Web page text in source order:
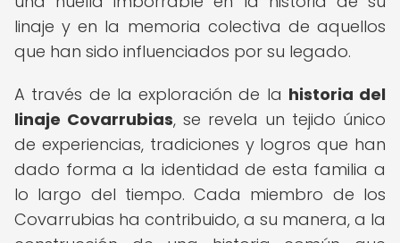
linaje y en la memoria colectiva de aquellos
que han sido influenciados por su legado.
A través de la exploración de la historia del
linaje Covarrubias, se revela un tejido único
de experiencias, tradiciones y logros que han
dado forma a la identidad de esta familia a
lo largo del tiempo. Cada miembro de los
Covarrubias ha contribuido, a su manera, a la